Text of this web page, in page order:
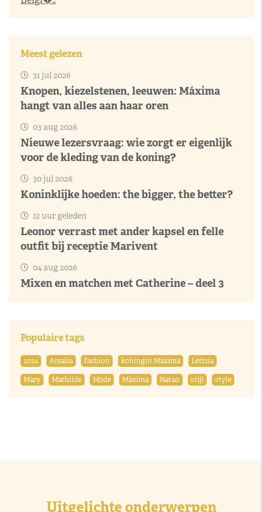
Meest gelezen
31 jul 2026
Knopen, kiezelstenen, leeuwen: Máxima
hangt van alles aan haar oren
03 aug 2026
Nieuwe lezersvraag: wie zorgt er eigenlijk
voor de kleding van de koning?
30 jul 2026
Koninklijke hoeden: the bigger, the better?
12 uur geleden
Leonor verrast met ander kapsel en felle
outfit bij receptie Marivent
04 aug 2026
Mixen en matchen met Catherine – deel 3
Populaire tags
2024 Amalia fashion koningin Máxima
Letizia
Mary
Mathilde Mode Máxima Natan stijl style
Uitgelichte onderwerpen